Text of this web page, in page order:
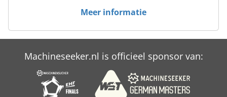
Meer informatie
Machineseeker.nl is officieel sponsor van: